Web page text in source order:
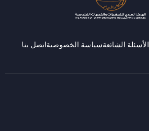
الأسئلة الشائعةسياسة الخصوصيةاتصل بنا